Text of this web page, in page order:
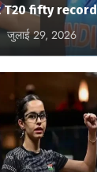
T20 fifty record
जुलाई 29, 2026